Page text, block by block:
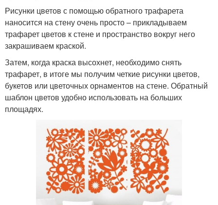
Рисунки цветов с помощью обратного трафарета
наносится на стену очень просто – прикладываем
трафарет цветов к стене и пространство вокруг него
закрашиваем краской.
Затем, когда краска высохнет, необходимо снять
трафарет, в итоге мы получим четкие рисунки цветов,
букетов или цветочных орнаментов на стене. Обратный
шаблон цветов удобно использовать на больших
площадях.